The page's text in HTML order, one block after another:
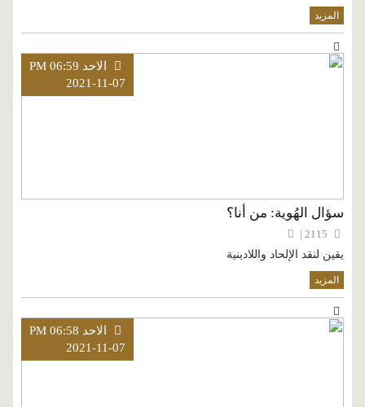
المزيد
الاحد PM 06:59
2021-11-07
سؤال الهُوية: من أنا؟
يقين لنقد الإلحاد واللادينية
المزيد
الاحد PM 06:58
2021-11-07